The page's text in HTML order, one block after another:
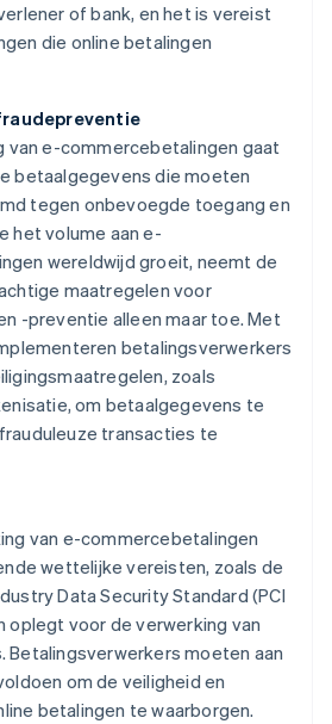
of bank, en het is vereist
die online betalingen
van e-commercebetalingen gaat
betaalgegevens die moeten
tegen onbevoegde toegang en
het volume aan e-
wereldwijd groeit, neemt de
maatregelen voor
-preventie alleen maar toe. Met
betalingsverwerkers
zoals
om betaalgegevens te
transacties te
van e-commercebetalingen
wettelijke vereisten, zoals de
Data Security Standard (PCI
oplegt voor de verwerking van
Betalingsverwerkers moeten aan
om de veiligheid en
betalingen te waarborgen.